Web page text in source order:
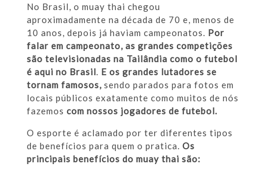
No Brasil, o muay thai chegou
aproximadamente na década de 70 e, menos de
10 anos, depois já haviam campeonatos. Por
falar em campeonato, as grandes competições
são televisionadas na Tailândia como o futebol
é aqui no Brasil E os grandes lutadores se
tornam famosos, sendo parados para fotos em
locais públicos exatamente como muitos de nós
fazemos com nossos jogadores de futebol.
O esporte é aclamado por ter diferentes tipos
de benefícios para quem o pratica. Os
principais benefícios do muay thai são: